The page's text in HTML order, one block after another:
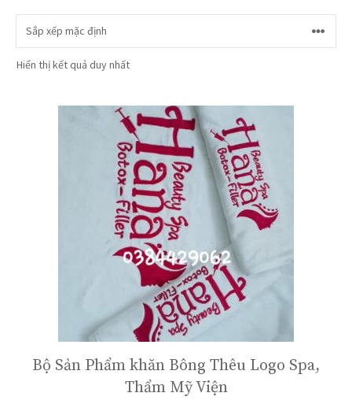
Hiển thị kết quả duy nhất
Bộ Sản Phẩm khăn Bông Thêu Logo Spa,
Thẩm Mỹ Viện